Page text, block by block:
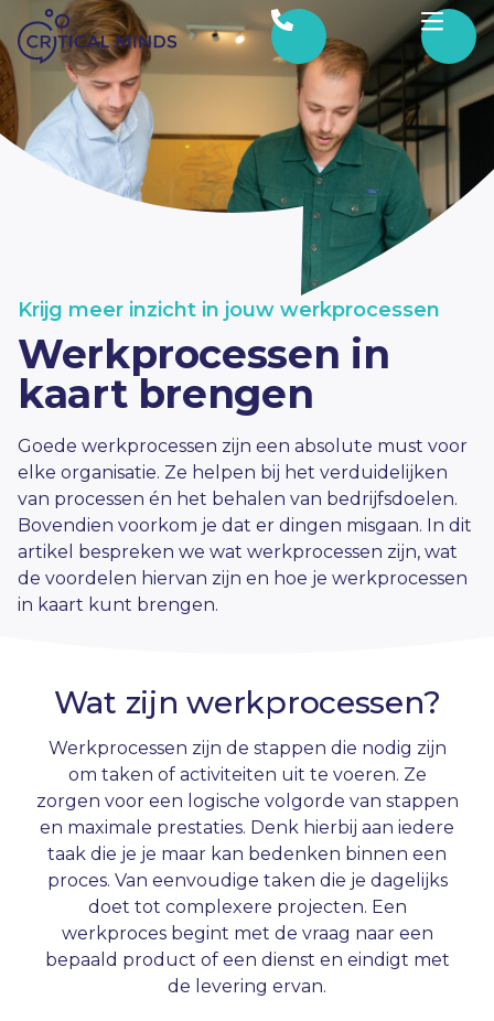
Ga naar de inhoud
Krijg meer inzicht in jouw werkprocessen
Werkprocessen in
kaart brengen
Goede werkprocessen zijn een absolute must voor
elke organisatie. Ze helpen bij het verduidelijken
van processen én het behalen van bedrijfsdoelen.
Bovendien voorkom je dat er dingen misgaan. In dit
artikel bespreken we wat werkprocessen zijn, wat
de voordelen hiervan zijn en hoe je werkprocessen
in kaart kunt brengen.
Wat zijn werkprocessen?
Werkprocessen zijn de stappen die nodig zijn
om taken of activiteiten uit te voeren. Ze
zorgen voor een logische volgorde van stappen
en maximale prestaties. Denk hierbij aan iedere
taak die je je maar kan bedenken binnen een
proces. Van eenvoudige taken die je dagelijks
doet tot complexere projecten. Een
werkproces begint met de vraag naar een
bepaald product of een dienst en eindigt met
de levering ervan.